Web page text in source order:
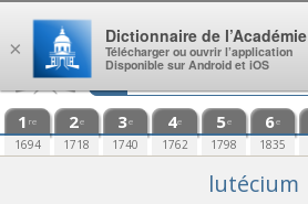
Aller au contenu
1 re
1694
2e
1718
3e
1740
4e
1762
5e
1798
6e
1835
lutécium
×
Dictionnaire de l’Académie
Télécharger ou ouvrir l’application
Disponible sur Android et iOS